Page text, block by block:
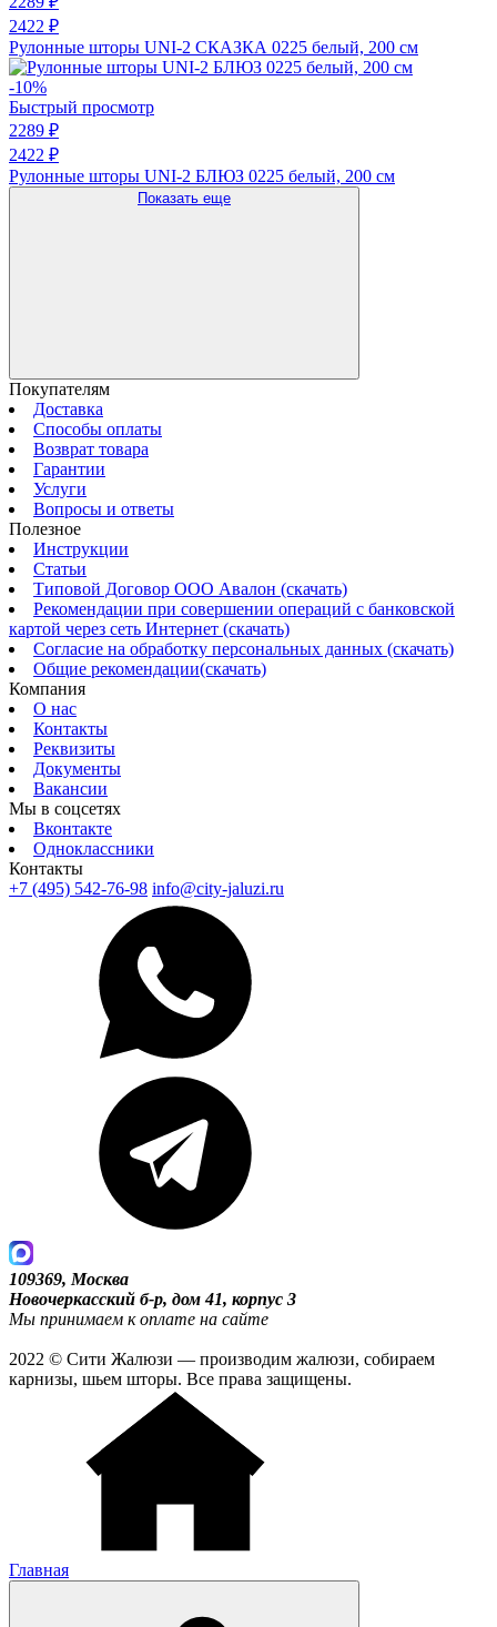
2422 ₽
Рулонные шторы UNI-2 СКАЗКА 0225 белый, 200 см
-10%
Быстрый просмотр
2289 ₽
2422 ₽
Рулонные шторы UNI-2 БЛЮЗ 0225 белый, 200 см
Показать еще
Покупателям
Доставка
Способы оплаты
Возврат товара
Гарантии
Услуги
Вопросы и ответы
Полезное
Инструкции
Статьи
Типовой Договор ООО Авалон (скачать)
Рекомендации при совершении операций с банковской
картой через сеть Интернет (скачать)
Согласие на обработку персональных данных (скачать)
Общие рекомендации(скачать)
Компания
О нас
Контакты
Реквизиты
Документы
Вакансии
Мы в соцсетях
Вконтакте
Одноклассники
Контакты
+7 (495) 542-76-98 info@city-jaluzi.ru
109369, Москва
Новочеркасский б-р, дом 41, корпус 3
Мы принимаем к оплате на сайте
2022 © Сити Жалюзи — производим жалюзи, собираем
карнизы, шьем шторы. Все права защищены.
Главная